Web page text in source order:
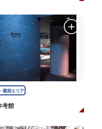
蔵前エリア
考館